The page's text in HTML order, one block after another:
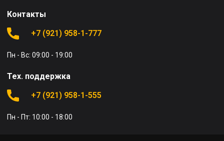
Контакты
+7 (921) 958-1-777
Пн - Вс: 09:00 - 19:00
Тех. поддержка
+7 (921) 958-1-555
Пн - Пт: 10:00 - 18:00